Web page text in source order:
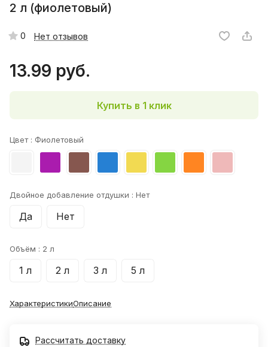
2 л (фиолетовый)
0 Нет отзывов
13.99 руб.
Купить в 1 клик
Цвет : Фиолетовый
Двойное добавление отдушки : Нет
Да Нет
Объём : 2 л
1 л 2 л 3 л 5 л
ХарактеристикиОписание
Рассчитать доставку